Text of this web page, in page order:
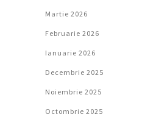
Martie 2026
Februarie 2026
Ianuarie 2026
Decembrie 2025
Noiembrie 2025
Octombrie 2025